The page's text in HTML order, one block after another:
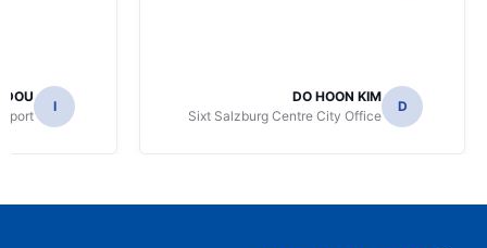
D
DO HOON KIM
Sixt Salzburg Centre City Office
I